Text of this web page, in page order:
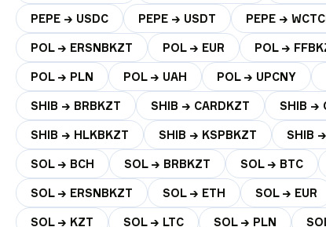
PEPE → USDC PEPE → USDT PEPE →
POL → ERSNBKZT POL → EUR POL →
POL → PLN POL → UAH POL → UPCNY
SHIB → BRBKZT SHIB → CARDKZT SHIB →
SHIB → HLKBKZT SHIB → KSPBKZT SHIB
SOL → BCH SOL → BRBKZT SOL → BTC
SOL → ERSNBKZT SOL → ETH SOL → EUR
SOL → KZT SOL → LTC SOL → PLN